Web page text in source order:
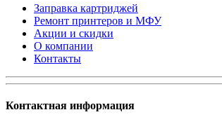
Заправка картриджей
Ремонт принтеров и МФУ
Акции и скидки
О компании
Контакты
Контактная информация